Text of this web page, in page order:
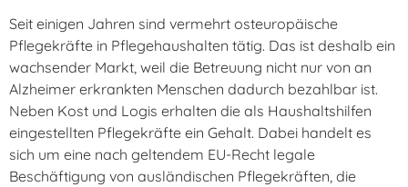
Seit einigen Jahren sind vermehrt osteuropäische
Pflegekräfte in Pflegehaushalten tätig. Das ist deshalb ein
wachsender Markt, weil die Betreuung nicht nur von an
Alzheimer erkrankten Menschen dadurch bezahlbar ist.
Neben Kost und Logis erhalten die als Haushaltshilfen
eingestellten Pflegekräfte ein Gehalt. Dabei handelt es
sich um eine nach geltendem EU-Recht legale
Beschäftigung von ausländischen Pflegekräften, die